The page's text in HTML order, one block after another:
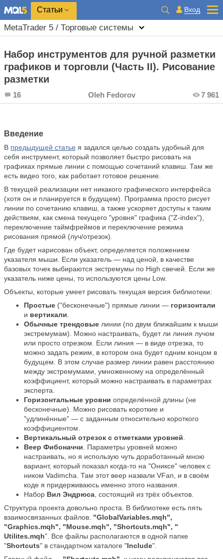
Статьи Вход
MetaTrader 5 / Торговые системы
Набор инструментов для ручной разметки
графиков и торговли (Часть II). Рисование
разметки
16 Oleh Fedorov 7 961
Введение
В предыдущей статье я задался целью создать удобный для
себя инструмент, который позволяет быстро рисовать на
графиках прямые линии с помощью сочетаний клавиш. Там же
есть видео того, как работает готовое решение.
В текущей реализации нет никакого графического интерфейса
(хотя он и планируется в будущем). Программа просто рисует
линии по сочетанию клавиш, а также ускоряет доступы к таким
действиям, как смена текущего "уровня" графика ("Z-index"),
переключение таймфреймов и переключение режима
рисования прямой (луч/отрезок).
Где будет нарисован объект, определяется положением
указателя мыши. Если указатель — над ценой, в качестве
базовых точек выбираются экстремумы по High свечей. Если же
указатель ниже цены, то используются цены Low.
Объекты, которые умеет рисовать текущая версия библиотеки:
Простые ("бесконечные") прямые линии — горизонтали
и вертикали
Обычные трендовые линии (по двум ближайшим к мыши
экстремумам). Можно настраивать, будет ли линия лучом
или просто отрезком. Если линия — в виде отрезка, то
можно задать режим, в котором она будет одним концом в
будущем. В этом случае размер линии равен расстоянию
между экстремумами, умноженному на определённый
коэффициент, который можно настраивать в параметрах
эксперта.
Горизонтальные уровни определённой длины (не
бесконечные). Можно рисовать короткие и
"удлинённые" — с заданным относительно короткого
коэффициентом.
Вертикальный отрезок с отметками уровней
Веер Фибоначчи . Параметры уровней можно
настраивать, но я использую чуть доработанный мною
вариант, который показал когда-то на "Ониксе" человек с
ником Vadimcha. Там этот веер назвали VFan, и в своём
коде я придерживаюсь именно этого названия.
Набор Вил Эндрюса , состоящий из трёх объектов.
Структура проекта довольно проста. В библиотеке есть пять
взаимосвязанных файлов. "GlobalVariables.mqh",
"Graphics.mqh", "Mouse.mqh", "Shortcuts.mqh", "
Utilites.mqh". Все файлы располагаются в одной папке
"Shortcuts" в стандартном каталоге "Include".